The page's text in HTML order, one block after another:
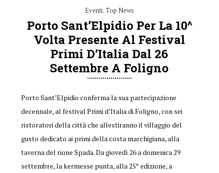
Eventi,Top News
Porto Sant’Elpidio Per La 10^
Volta Presente Al Festival
Primi D’Italia Dal 26
Settembre A Foligno
Porto Sant’Elpidio conferma la sua partecipazione
decennale, al festival Primi d’Italia di Foligno, con sei
ristoratori della città che allestiranno il villaggio del
gusto dedicato ai primi della costa marchigiana, alla
taverna del rione Spada. Da giovedì 26 a domenica 29
settembre, la kermesse punta, alla 25° edizione, a